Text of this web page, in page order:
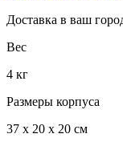
Доставка в ваш
Вес
4 кг
Размеры корпуса
37 х 20 х 20 см